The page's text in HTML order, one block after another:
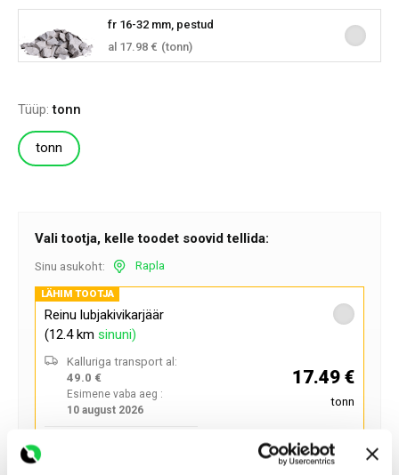
fr 16-32 mm, pestud
al 17.98 € (tonn)
Tüüp:tonn
tonn
Vali tootja, kelle toodet soovid tellida:
Sinu asukoht: Rapla
LÄHIM TOOTJA
Reinu lubjakivikarjäär
(12.4 km sinuni)
Kalluriga transport al:
49.0 €
Esimene vaba aeg :
10 august 2026
17.49 €
tonn